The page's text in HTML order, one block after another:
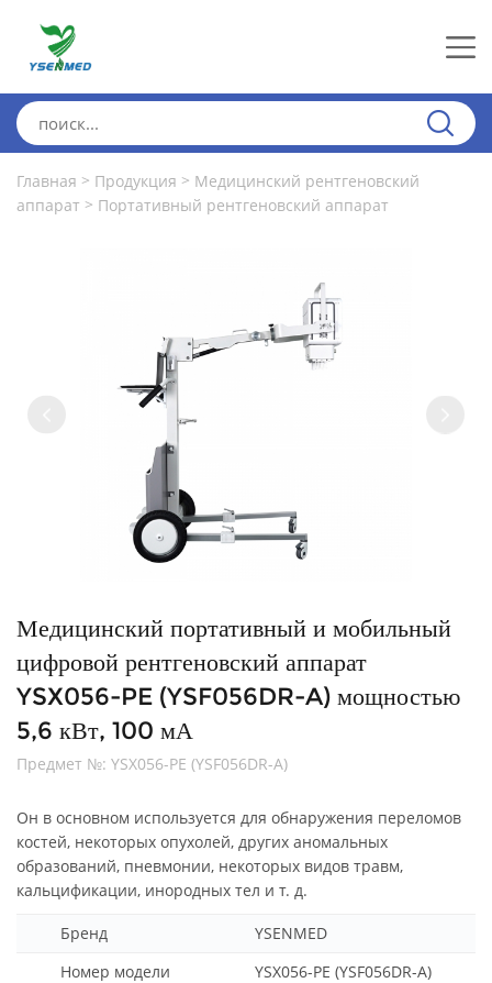
Главная > Продукция > Медицинский рентгеновский
аппарат > Портативный рентгеновский аппарат
Медицинский портативный и мобильный
цифровой рентгеновский аппарат
YSX056-PE (YSF056DR-A) мощностью
5,6 кВт, 100 мА
Предмет №: YSX056-PE (YSF056DR-A)
Он в основном используется для обнаружения переломов
костей, некоторых опухолей, других аномальных
образований, пневмонии, некоторых видов травм,
кальцификации, инородных тел и т. д.
Бренд
YSENMED
Номер модели
YSX056-PE (YSF056DR-A)